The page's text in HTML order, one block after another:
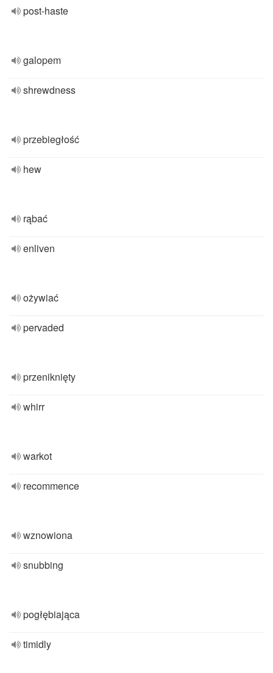
post-haste
galopem
shrewdness
przebiegłość
hew
rąbać
enliven
ożywiać
pervaded
przeniknięty
whirr
warkot
recommence
wznowiona
snubbing
pogłębiająca
timidly